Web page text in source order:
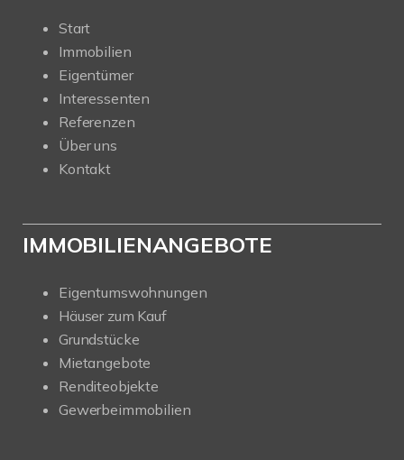
Start
Immobilien
Eigentümer
Interessenten
Referenzen
Über uns
Kontakt
IMMOBILIENANGEBOTE
Eigentumswohnungen
Häuser zum Kauf
Grundstücke
Mietangebote
Renditeobjekte
Gewerbeimmobilien